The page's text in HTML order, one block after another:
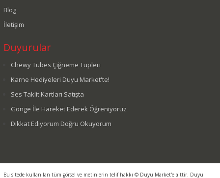
Blog
İletişim
Duyurular
Chewy Tubes Çiğneme Tüpleri
Karne Hediyeleri Duyu Market'te!
Ses Taklit Kartları Satışta
Gonge İle Hareket Ederek Öğreniyoruz
Dikkat Ediyorum Doğru Okuyorum
Bu sitede kullanılan tüm görsel ve metinlerin telif hakkı © Duyu Market'e aittir. Duyu